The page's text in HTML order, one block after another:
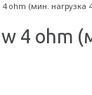
4 ohm (мин.
4 ohm